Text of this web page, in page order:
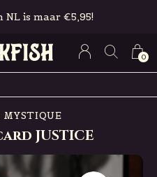
0
& retour
MYSTIQUE
JUSTICE